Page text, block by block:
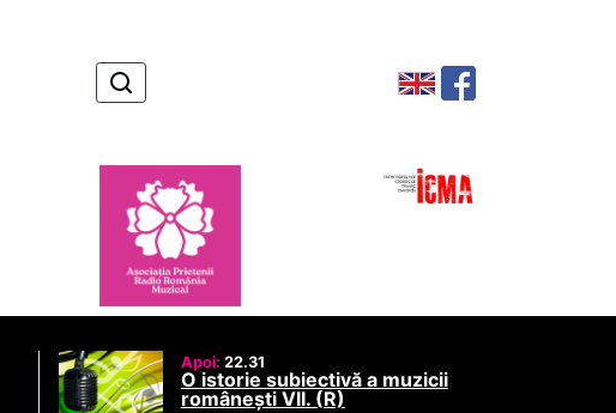
Apoi: 22.31
O istorie subiectivă a muzicii
românești VII. (R)